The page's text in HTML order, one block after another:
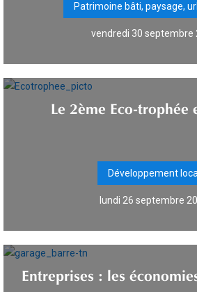
Patrimoine bâti, paysage,
vendredi 30 septembre
Le 2ème Eco-trophée
Développement local
lundi 26 septembre
Entreprises : les